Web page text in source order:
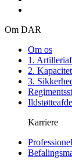
Om DAR
Om os
1.
2.
3.
Karriere